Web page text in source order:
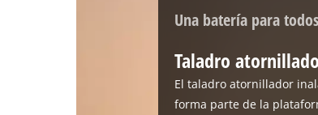
Una batería para
Taladro
El taladro atornillador
forma parte de la